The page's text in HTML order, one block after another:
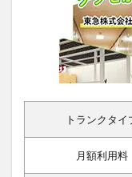
トランクタイ
月額利用料